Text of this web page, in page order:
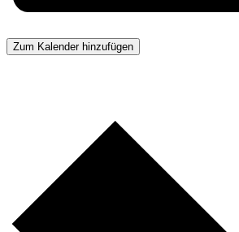
Zum Kalender hinzufügen